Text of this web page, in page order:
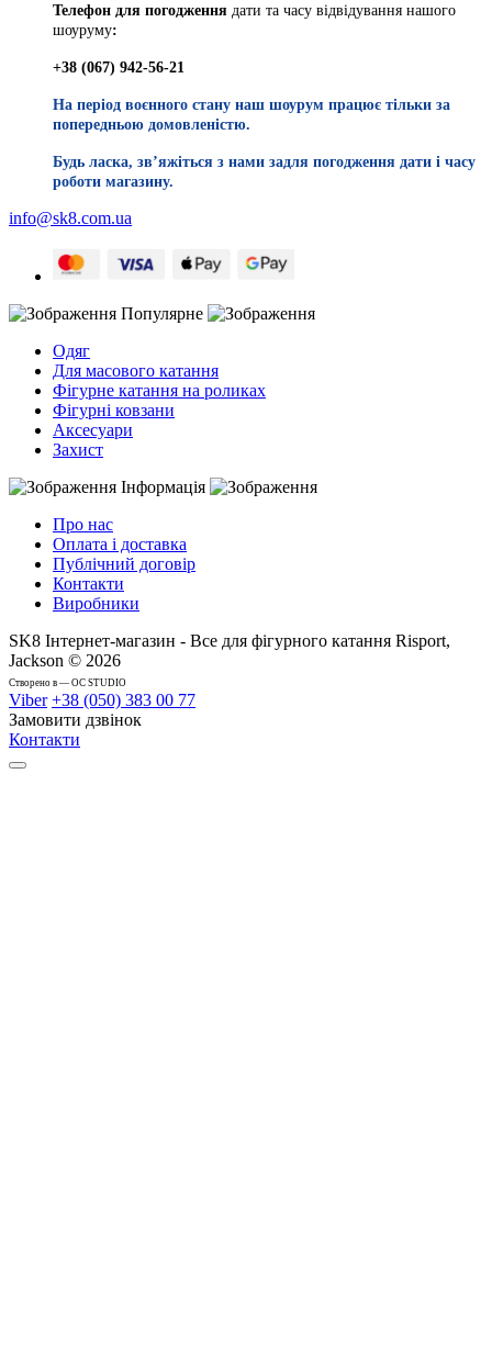
Телефон для погодження дати та часу відвідування нашого
шоуруму:
+38 (067) 942-56-21
На період воєнного стану наш шоурум працює тільки за
попередньою домовленістю.
Будь ласка, звʼяжіться з нами задля погодження дати і часу
роботи магазину.
info@sk8.com.ua
Популярне
Одяг
Для масового катання
Фігурне катання на роликах
Фігурні ковзани
Аксесуари
Захист
Інформація
Про нас
Оплата і доставка
Публічний договір
Контакти
Виробники
SK8 Інтернет-магазин - Все для фігурного катання Risport,
Jackson © 2026
Cтворено в — OC STUDIO
Viber +38 (050) 383 00 77
Замовити дзвінок
Контакти